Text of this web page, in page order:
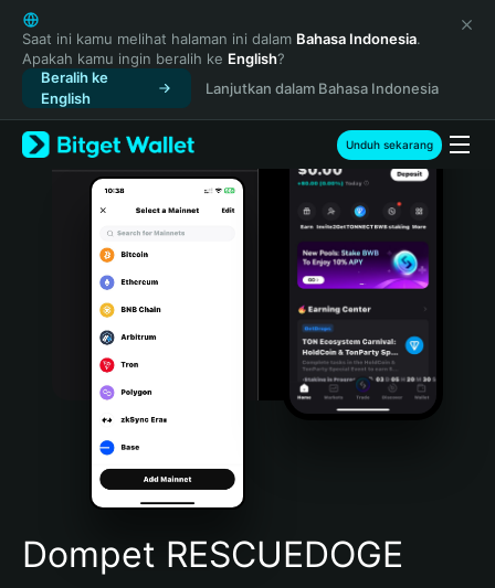
English
日本語
Tiếng Việt
Русский
Español (Latinoamérica)
Türkçe
Italiano
Português (Portugal)
Bahasa Indonesia
Português (Brasil)
Español (Argentina)
Saat ini kamu melihat halaman ini dalam Bahasa Indonesia.
Apakah kamu ingin beralih ke English?
Beralih ke
English
Lanjutkan dalam Bahasa Indonesia
Unduh sekarang
Dompet RESCUEDOGE